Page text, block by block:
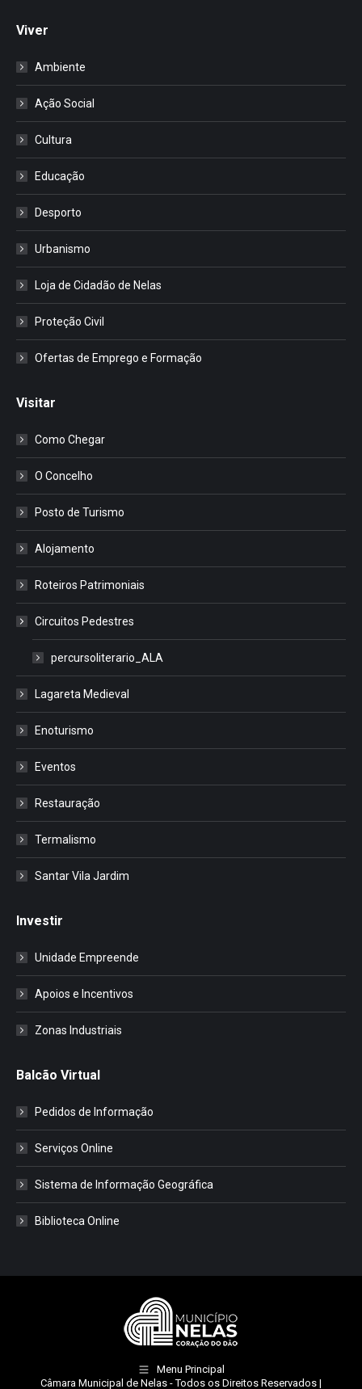
Viver
Ambiente
Ação Social
Cultura
Educação
Desporto
Urbanismo
Loja de Cidadão de Nelas
Proteção Civil
Ofertas de Emprego e Formação
Visitar
Como Chegar
O Concelho
Posto de Turismo
Alojamento
Roteiros Patrimoniais
Circuitos Pedestres
percursoliterario_ALA
Lagareta Medieval
Enoturismo
Eventos
Restauração
Termalismo
Santar Vila Jardim
Investir
Unidade Empreende
Apoios e Incentivos
Zonas Industriais
Balcão Virtual
Pedidos de Informação
Serviços Online
Sistema de Informação Geográfica
Biblioteca Online
Menu Principal
Câmara Municipal de Nelas - Todos os Direitos Reservados |